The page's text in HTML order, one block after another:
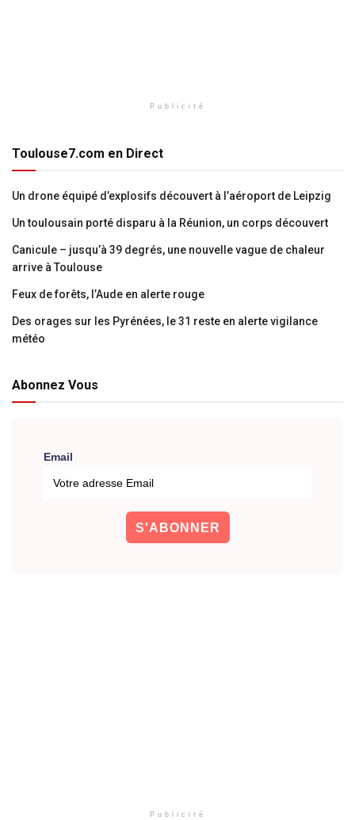
Publicité
Toulouse7.com en Direct
Un drone équipé d’explosifs découvert à l’aéroport de Leipzig
Un toulousain porté disparu à la Réunion, un corps découvert
Canicule – jusqu’à 39 degrés, une nouvelle vague de chaleur
arrive à Toulouse
Feux de forêts, l’Aude en alerte rouge
Des orages sur les Pyrénées, le 31 reste en alerte vigilance
météo
Abonnez Vous
Email
Publicité